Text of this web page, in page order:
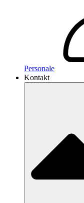
Personale
Kontakt